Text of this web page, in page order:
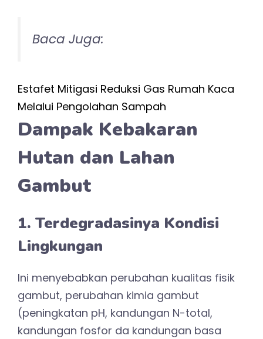
Baca Juga:
Estafet Mitigasi Reduksi Gas Rumah Kaca
Melalui Pengolahan Sampah
Dampak Kebakaran
Hutan dan Lahan
Gambut
1. Terdegradasinya Kondisi
Lingkungan
Ini menyebabkan perubahan kualitas fisik
gambut, perubahan kimia gambut
(peningkatan pH, kandungan N-total,
kandungan fosfor da kandungan basa